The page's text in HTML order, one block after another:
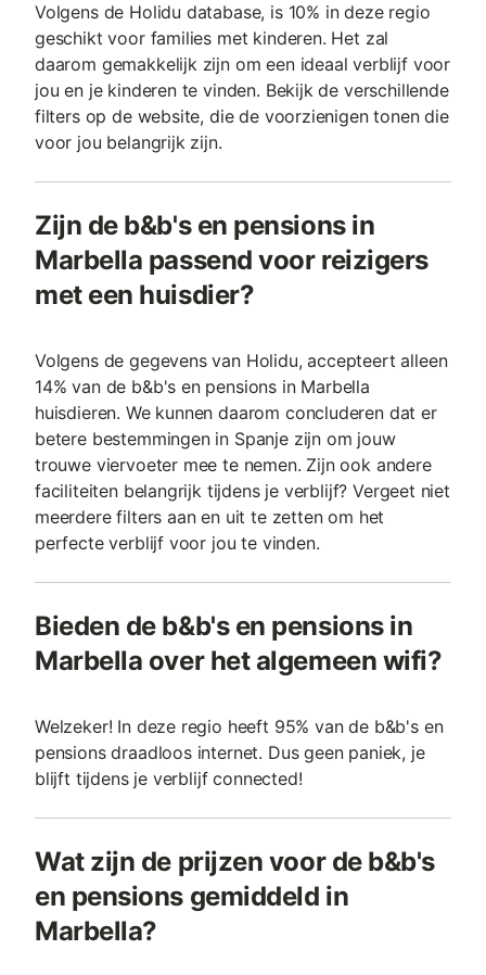
Volgens de Holidu database, is 10% in deze regio
geschikt voor families met kinderen. Het zal
daarom gemakkelijk zijn om een ideaal verblijf voor
jou en je kinderen te vinden. Bekijk de verschillende
filters op de website, die de voorzienigen tonen die
voor jou belangrijk zijn.
Zijn de b&b's en pensions in
Marbella passend voor reizigers
met een huisdier?
Volgens de gegevens van Holidu, accepteert alleen
14% van de b&b's en pensions in Marbella
huisdieren. We kunnen daarom concluderen dat er
betere bestemmingen in Spanje zijn om jouw
trouwe viervoeter mee te nemen. Zijn ook andere
faciliteiten belangrijk tijdens je verblijf? Vergeet niet
meerdere filters aan en uit te zetten om het
perfecte verblijf voor jou te vinden.
Bieden de b&b's en pensions in
Marbella over het algemeen wifi?
Welzeker! In deze regio heeft 95% van de b&b's en
pensions draadloos internet. Dus geen paniek, je
blijft tijdens je verblijf connected!
Wat zijn de prijzen voor de b&b's
en pensions gemiddeld in
Marbella?